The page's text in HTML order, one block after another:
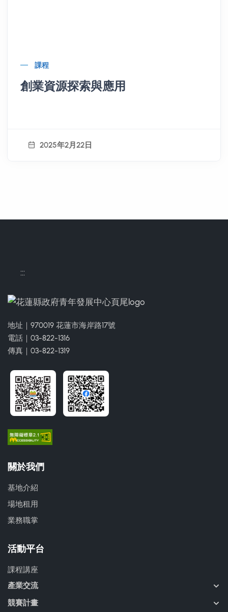
課程
創業資源探索與應用
2025年2月22日
:::
地址｜970019 花蓮市海岸路17號
電話｜03-822-1316
傳真｜03-822-1319
關於我們
基地介紹
場地租用
業務職掌
活動平台
課程講座
產業交流
競賽計畫